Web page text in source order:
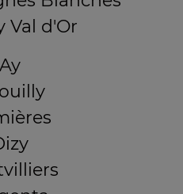
Val d'Or
Ay